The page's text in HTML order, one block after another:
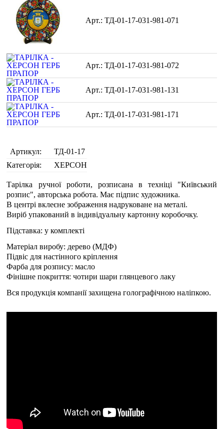
ТД-01-17-031-981-071
ТД-01-17-031-981-072
ТД-01-17-031-981-131
ТД-01-17-031-981-171
Артикул:
ТД-01-17
Категорія:
ХЕРСОН
Тарілка ручної роботи, розписана в техніці "Київський
розпис", авторська робота. Має підпис художника.
В центрі вклеєне зображення надруковане на металі.
Виріб упакований в індивідуальну картонну коробочку.
Підставка: у комплекті
Матеріал виробу: дерево (МДФ)
Підвіс для настінного кріплення
Фарба для розпису: масло
Фінішне покриття: чотири шари глянцевого лаку
Вся продукція компанії захищена голографічною наліпкою.